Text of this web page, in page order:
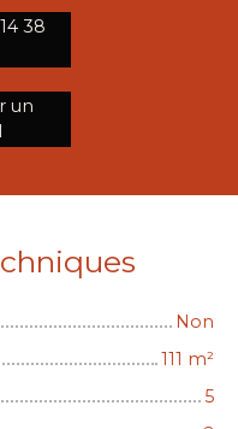
38
un
Non
111 m²
5